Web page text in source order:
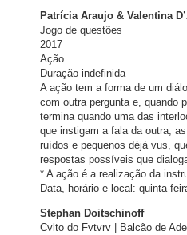
Patrícia Araujo & Valentina
Jogo de questões
2017
Ação
Duração indefinida
A ação tem a forma de um
com outra pergunta e, quando
termina quando uma das
que instigam a fala da outra,
ruídos e pequenos déjà vus,
respostas possíveis que
* A ação é a realização da
Data, horário e local: quinta-
Stephan Doitschinoff
Cvlto do Fvtvrv | Balcão de